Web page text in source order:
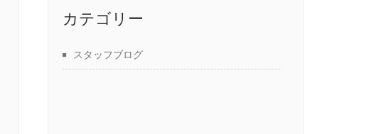
カテゴリー
スタッフブログ